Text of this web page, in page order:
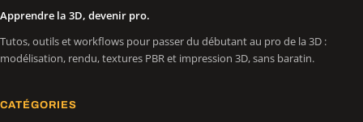
Apprendre la 3D, devenir pro.
Tutos, outils et workflows pour passer du débutant au pro de la 3D :
modélisation, rendu, textures PBR et impression 3D, sans baratin.
CATÉGORIES